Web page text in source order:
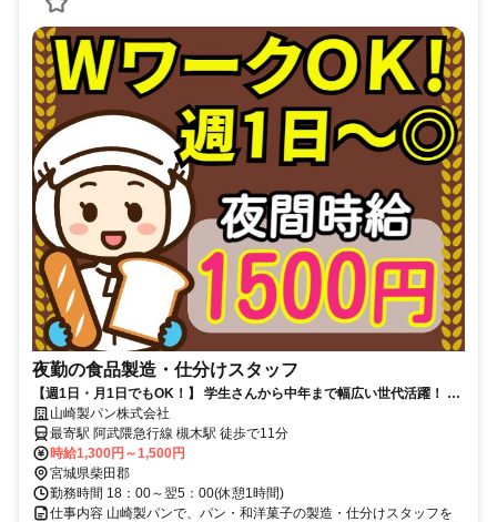
夜勤の食品製造・仕分けスタッフ
【週1日・月1日でもOK！】 学生さんから中年まで幅広い世代活躍！ W
ワークにもピッタリ！
山崎製パン株式会社
最寄駅 阿武隈急行線 槻木駅 徒歩で11分
時給1,300円～1,500円
宮城県柴田郡
勤務時間 18：00～翌5：00(休憩1時間)
仕事内容 山崎製パンで、パン・和洋菓子の製造・仕分けスタッフを